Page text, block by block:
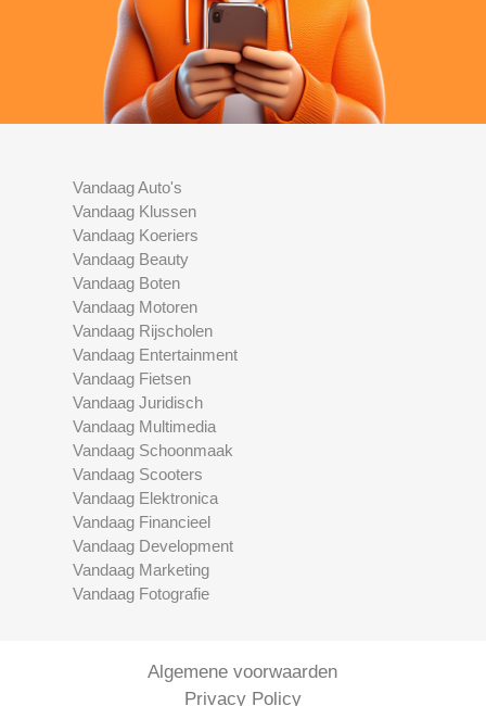
Vandaag Auto's
Vandaag Klussen
Vandaag Koeriers
Vandaag Beauty
Vandaag Boten
Vandaag Motoren
Vandaag Rijscholen
Vandaag Entertainment
Vandaag Fietsen
Vandaag Juridisch
Vandaag Multimedia
Vandaag Schoonmaak
Vandaag Scooters
Vandaag Elektronica
Vandaag Financieel
Vandaag Development
Vandaag Marketing
Vandaag Fotografie
Algemene voorwaarden
Privacy Policy